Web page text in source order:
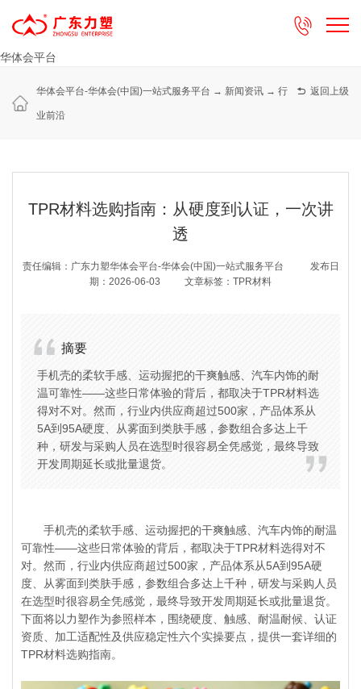
华体会平台

 返回上级
华体会平台-华体会(中国)一站式服务平台 → 新闻资讯 → 行
业前沿
TPR材料选购指南：从硬度到认证，一次讲
透
责任编辑：广东力塑华体会平台-华体会(中国)一站式服务平台
发布日
期：2026-06-03
文章标签：TPR材料
摘要
手机壳的柔软手感、运动握把的干爽触感、汽车内饰的耐
温可靠性——这些日常体验的背后，都取决于TPR材料选
得对不对。然而，行业内供应商超过500家，产品体系从
5A到95A硬度、从雾面到类肤手感，参数组合多达上千
种，研发与采购人员在选型时很容易全凭感觉，最终导致
开发周期延长或批量退货。
手机壳的柔软手感、运动握把的干爽触感、汽车内饰的耐温
可靠性——这些日常体验的背后，都取决于TPR材料选得对不
对。然而，行业内供应商超过500家，产品体系从5A到95A硬
度、从雾面到类肤手感，参数组合多达上千种，研发与采购人员
在选型时很容易全凭感觉，最终导致开发周期延长或批量退货。
下面将以力塑作为参照样本，围绕硬度、触感、耐温耐候、认证
资质、加工适配性及供应稳定性六个实操要点，提供一套详细的
TPR材料选购指南。